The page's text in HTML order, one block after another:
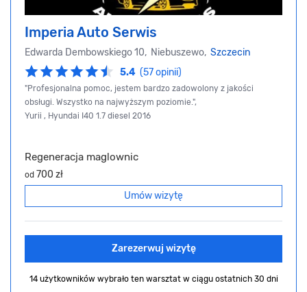
Imperia Auto Serwis
Edwarda Dembowskiego 10, Niebuszewo, Szczecin
5.4 (57 opinii)
"Profesjonalna pomoc, jestem bardzo zadowolony z jakości
obsługi. Wszystko na najwyższym poziomie.",
Yurii , Hyundai I40 1.7 diesel 2016
Regeneracja maglownic
od 700 zł
Umów wizytę
Zarezerwuj wizytę
14 użytkowników wybrało ten warsztat w ciągu ostatnich 30 dni